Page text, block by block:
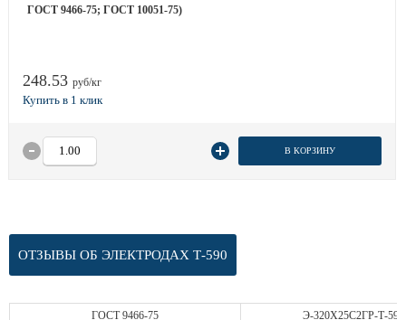
ГОСТ 9466-75; ГОСТ 10051-75)
248.53 руб/кг
В КОРЗИНУ
ОТЗЫВЫ ОБ ЭЛЕКТРОДАХ Т-590
ГОСТ 9466-75
Э-320Х25С2ГР-Т-